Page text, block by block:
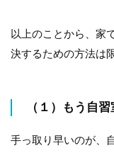
以上のことから、家
決するための方法は
（１）もう自
手っ取り早いのが、